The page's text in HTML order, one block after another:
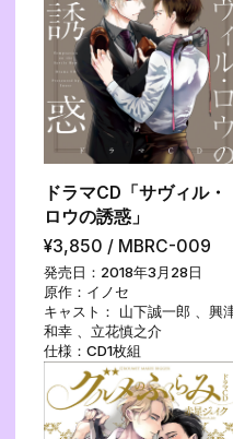
ドラマCD「サヴィル・
ロウの誘惑」
¥3,850 / MBRC-009
発売日：2018年3月28日
原作：イノセ
キャスト： 山下誠一郎 、興
和幸 、立花慎之介
仕様：CD1枚組